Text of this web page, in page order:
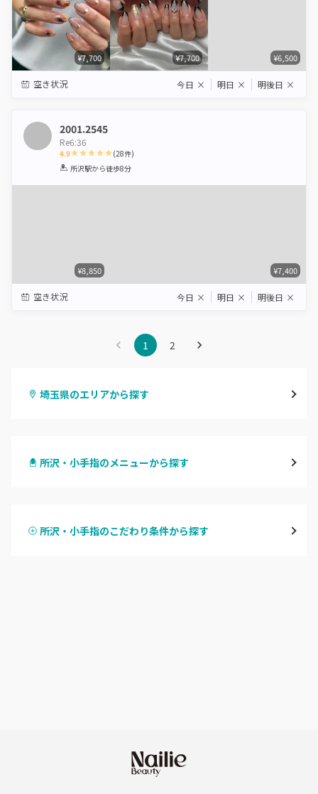
¥7,700 ¥7,700 ¥6,500
空き状況 今日 × 明日 × 明後日 ×
2001.2545
Re6:36
4.9
1 2 3 4 5
(28件)
所沢駅から徒歩8分
¥8,850 ¥7,400
空き状況 今日 × 明日 × 明後日 ×
1 2
埼玉県のエリアから探す
与野
ふじみ野・鶴瀬・上福岡
所沢・小手指のメニューから探す
ハンドスカルプ
所沢・小手指のこだわり条件から探す